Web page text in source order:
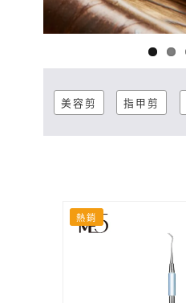
美容剪 指甲剪
熱銷